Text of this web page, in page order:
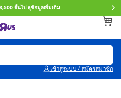
ขึ้นไป ดูข้อมูลเพิ่มเติม
เข้าสู่ระบบ / สมัครสมาชิก
ารสวมบทบาทเป็นฮีโร่